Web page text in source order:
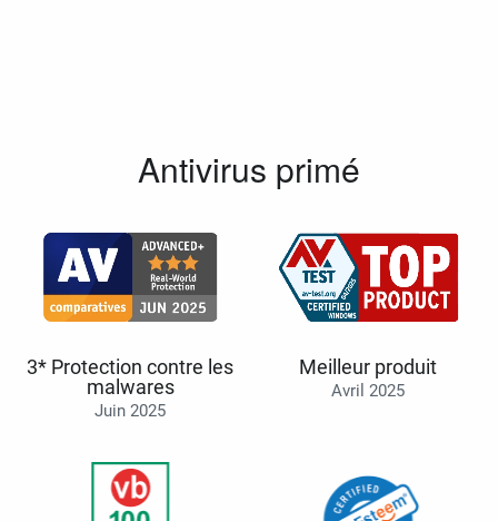
Antivirus primé
3* Protection contre les
malwares
Juin 2025
Meilleur produit
Avril 2025